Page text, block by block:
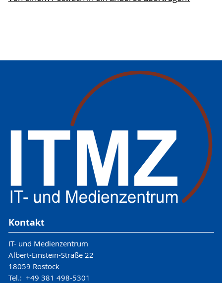
Kontakt
IT- und Medienzentrum
Albert-Einstein-Straße 22
18059 Rostock
Tel.: +49 381 498-5301